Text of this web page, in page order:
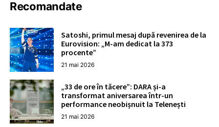
Recomandate
Satoshi, primul mesaj după revenirea de la
Eurovision: „M-am dedicat la 373
procente”
21 mai 2026
„33 de ore în tăcere”: DARA și-a
transformat aniversarea într-un
performance neobișnuit la Telenești
21 mai 2026